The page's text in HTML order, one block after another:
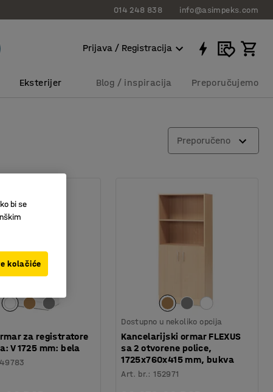
014 248 838 info@asimpeks.com
Prijava / Registracija
Eksterijer Blog / inspiracija Preporučujemo
Preporučeno
za registratore
V 1725 mm: bela
Dostupno u nekoliko opcija
Kancelarijski ormar FLEXUS
sa 2 otvorene police,
1725x760x415 mm, bukva
Art. br.:152971
bi se
kolačiće